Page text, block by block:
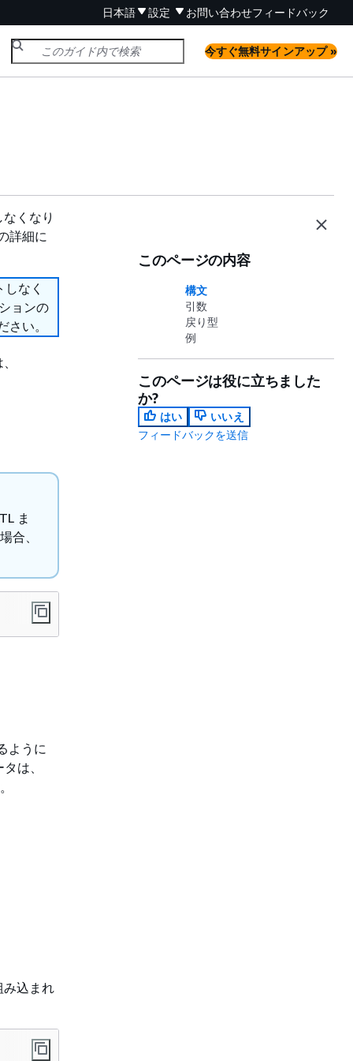
日本語 設定 お問い合わせフィードバック
今すぐ無料サインアップ »
くなり
詳細に
なく
ョンの
さい。
ま
合、
ように
は、
み込まれ
このページの内容
構文
引数
戻り型
例
このページは役に立ちました
か?
はい
いいえ
フィードバックを送信